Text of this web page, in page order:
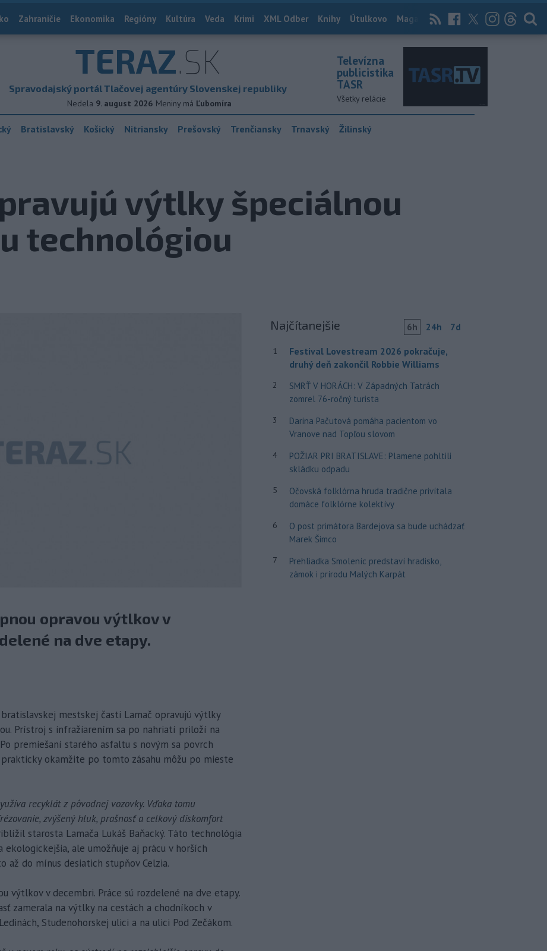
Zahraničie Ekonomika Regióny Kultúra Veda Krimi XML Odber Knihy Útulkovo Magazín News Now Archív
TERAZ.SK
Spravodajský portál Tlačovej agentúry Slovenskej republiky
Nedela 9. august 2026 Meniny má Ľubomíra
Televízna
publicistika
TASR
Všetky relácie
Bratislavský Košický Nitriansky Prešovský Trenčiansky Trnavský Žilinský
výtlky špeciálnou
technológiou
opravou výtlkov v
na dve etapy.
bratislavskej mestskej časti Lamač opravujú výtlky
Prístroj s infražiarením sa po nahriatí priloží na
premiešaní starého asfaltu s novým sa povrch
okamžite po tomto zásahu môžu po mieste
recyklát z pôvodnej vozovky. Vďaka tomu
zvýšený hluk, prašnosť a celkový diskomfort
starosta Lamača Lukáš Baňacký. Táto technológia
ale umožňuje aj prácu v horších
až do mínus desiatich stupňov Celzia.
výtlkov v decembri. Práce sú rozdelené na dve etapy.
zamerala na výtlky na cestách a chodníkoch v
Studenohorskej ulici a na ulici Pod Zečákom.
Najčítanejšie 6h 24h 7d
1
Festival Lovestream 2026 pokračuje,
druhý deň zakončil Robbie Williams
2
SMRŤ V HORÁCH: V Západných Tatrách
zomrel 76-ročný turista
3
Darina Pačutová pomáha pacientom vo
Vranove nad Topľou slovom
4
POŽIAR PRI BRATISLAVE: Plamene pohltili
skládku odpadu
5
Očovská folklórna hruda tradične privítala
domáce folklórne kolektívy
6
O post primátora Bardejova sa bude uchádzať
Marek Šimco
7
Prehliadka Smoleníc predstaví hradisko,
zámok i prírodu Malých Karpát